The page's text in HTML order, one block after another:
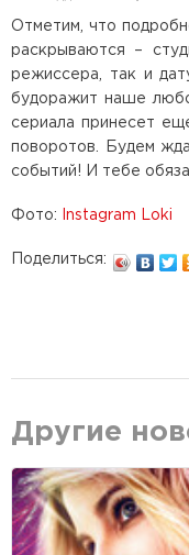
Отметим, что
раскрываются –
режиссера, так и
будоражит наше
сериала принесет
поворотов. Будем
событий! И тебе
Фото: Instagram Loki
Поделиться:
Другие